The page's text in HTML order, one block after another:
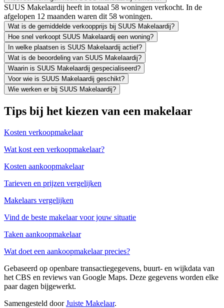
SUUS Makelaardij heeft in totaal 58 woningen verkocht. In de
afgelopen 12 maanden waren dit 58 woningen.
Wat is de gemiddelde verkoopprijs bij SUUS Makelaardij?
Hoe snel verkoopt SUUS Makelaardij een woning?
In welke plaatsen is SUUS Makelaardij actief?
Wat is de beoordeling van SUUS Makelaardij?
Waarin is SUUS Makelaardij gespecialiseerd?
Voor wie is SUUS Makelaardij geschikt?
Wie werken er bij SUUS Makelaardij?
Tips bij het kiezen van een makelaar
Kosten verkoopmakelaar
Wat kost een verkoopmakelaar?
Kosten aankoopmakelaar
Tarieven en prijzen vergelijken
Makelaars vergelijken
Vind de beste makelaar voor jouw situatie
Taken aankoopmakelaar
Wat doet een aankoopmakelaar precies?
Gebaseerd op openbare transactiegegevens, buurt- en wijkdata van
het CBS en reviews van Google Maps. Deze gegevens worden elke
paar dagen bijgewerkt.
Samengesteld doorJuiste Makelaar.